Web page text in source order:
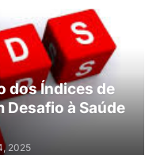
dos Índices de
Desafio à Saúde
2025